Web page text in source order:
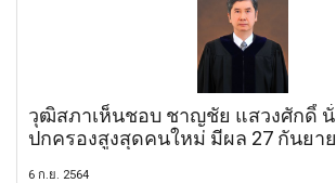
วุฒิสภาเห็นชอบ ชาญชัย แสวงศักดิ์ นั่
ปกครองสูงสุดคนใหม่ มีผล 27 กันยา
6 ก.ย. 2564